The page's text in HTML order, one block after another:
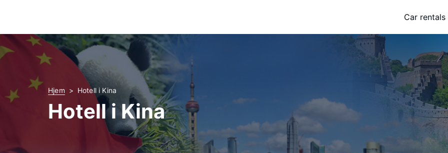
Car rentals
Hjem Hotell i Kina
Hotell i Kina